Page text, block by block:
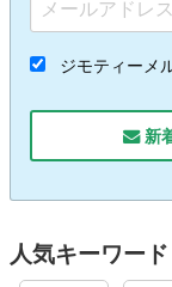
ジモティーメ
新
人気キーワード